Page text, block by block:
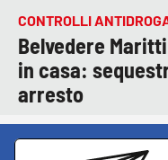
CONTROLLI
Belvedere
in casa:
arresto